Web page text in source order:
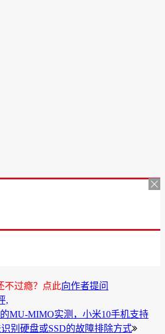
不过瘾？点此向作者提问
,
MU-MIMO实测，小米10手机支持
别硬盘或SSD的故障排除方式